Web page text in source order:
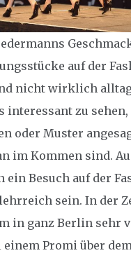
auf der
nicht wirklich
interessant zu
oder Muster
im Kommen sind.
ein Besuch auf der
sein. In der
in ganz Berlin sehr
Promi über